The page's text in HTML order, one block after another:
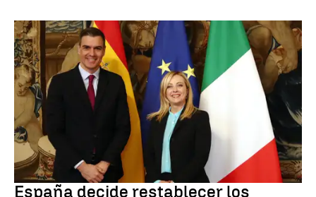
CRISIS MIGRATORIA
España decide restablecer los